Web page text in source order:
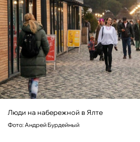
Люди на набережной в Ялте
Фото: Андрей Бурдейный